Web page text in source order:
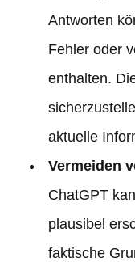
Antworten
Fehler oder
enthalten.
aktuelle
Vermeiden
ChatGPT
plausibel
faktische